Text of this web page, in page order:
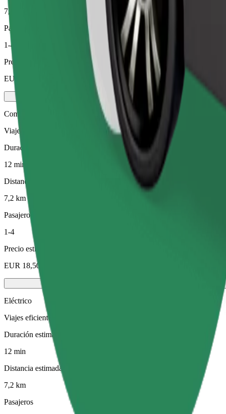
7,2 km
Pasajeros
1-4
Precio estimado
EUR 14,00
Comfort
Viajes en coches con más espacio para equipaje y para estirar las piernas
Duración estimada del viaje
12 min
Distancia estimada
7,2 km
Pasajeros
1-4
Precio estimado
EUR 18,50
Eléctrico
Viajes eficientes en vehículos totalmente eléctricos
Duración estimada del viaje
12 min
Distancia estimada
7,2 km
Pasajeros